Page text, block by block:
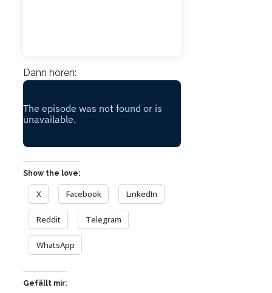
Dann hören:
Show the love:
X Facebook LinkedIn
Reddit Telegram
WhatsApp
Gefällt mir: